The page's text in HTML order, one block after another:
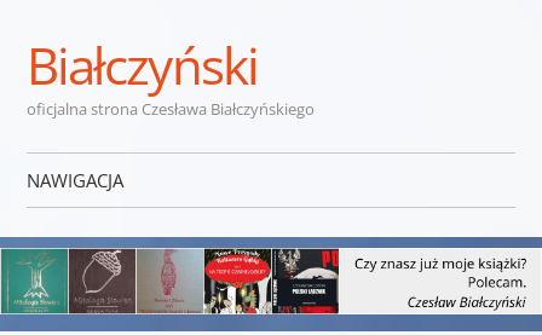
Białczyński
oficjalna strona Czesława Białczyńskiego
NAWIGACJA